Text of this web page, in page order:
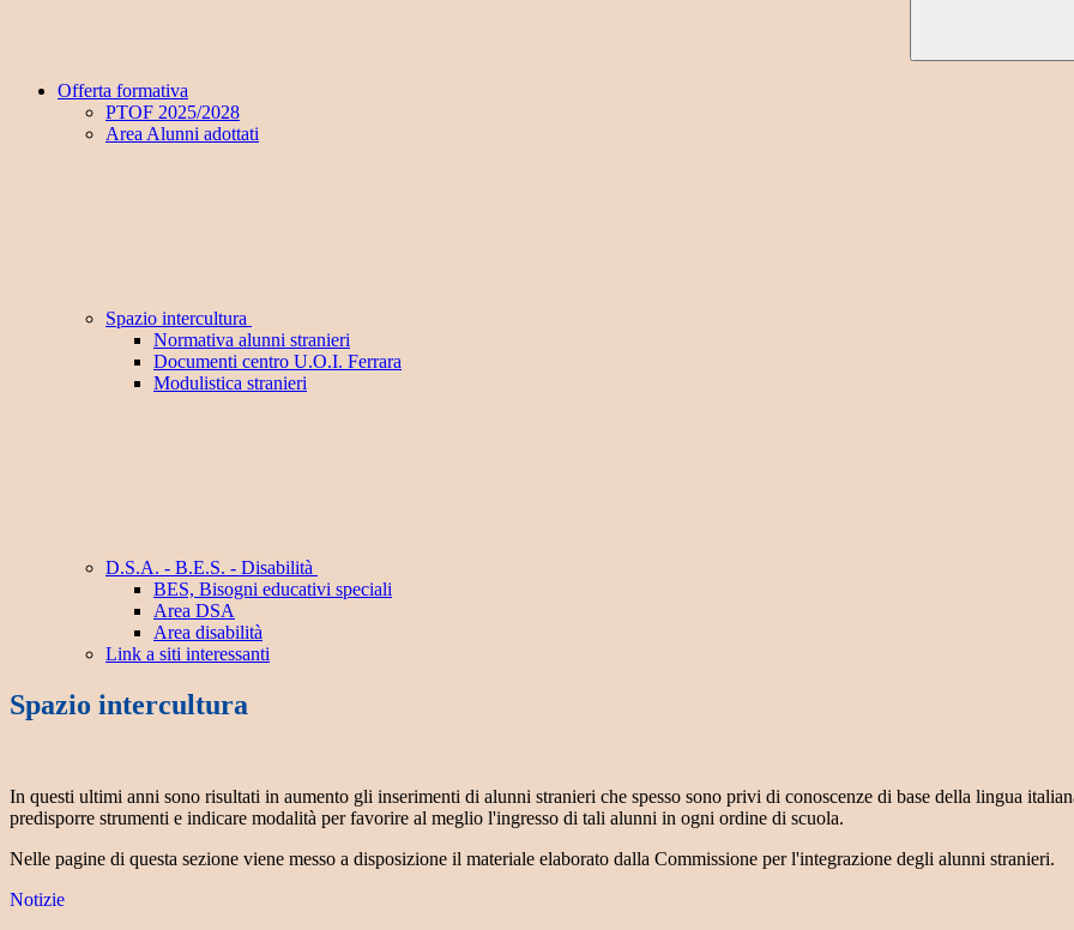
Offerta formativa
PTOF 2025/2028
Area Alunni adottati
Spazio intercultura
Normativa alunni stranieri
Documenti centro U.O.I. Ferrara
Modulistica stranieri
D.S.A. - B.E.S. - Disabilità
BES, Bisogni educativi speciali
Area DSA
Area disabilità
Link a siti interessanti
Spazio intercultura
In questi ultimi anni sono risultati in aumento gli inserimenti di alunni stranieri che spesso sono privi di conoscenze di base della lingua
predisporre strumenti e indicare modalità per favorire al meglio l'ingresso di tali alunni in ogni ordine di scuola.
Nelle pagine di questa sezione viene messo a disposizione il materiale elaborato dalla Commissione per l'integrazione degli alunni stranieri.
Notizie